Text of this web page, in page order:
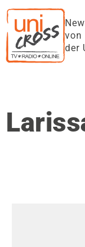
von
der